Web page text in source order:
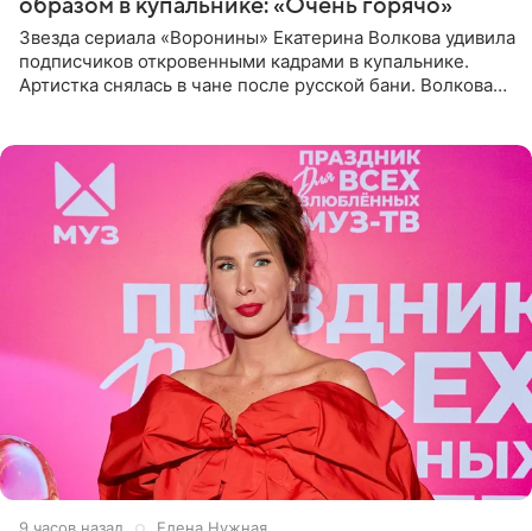
образом в купальнике: «Очень горячо»
Звезда сериала «Воронины» Екатерина Волкова удивила
подписчиков откровенными кадрами в купальнике.
Артистка снялась в чане после русской бани. Волкова